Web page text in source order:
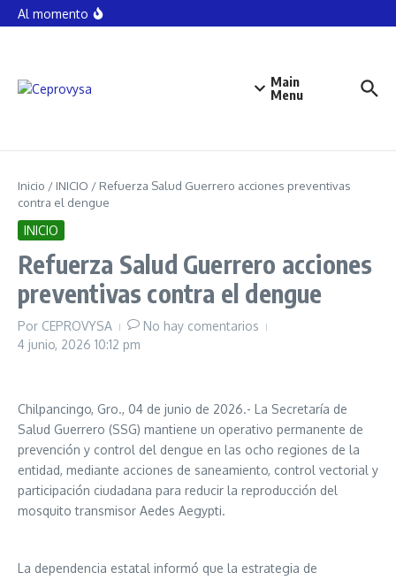
Saltar al contenido
Al momento
SOBRE ARTEFACTO EXPLOSIVO, RECHAZA REGIDOR
FRANCO ACTOS DE INTIMIDACIÓN
Main
Menu
Inicio / INICIO / Refuerza Salud Guerrero acciones preventivas
contra el dengue
INICIO
Refuerza Salud Guerrero acciones
preventivas contra el dengue
Por CEPROVYSA
No hay comentarios
4 junio, 2026 10:12 pm
Chilpancingo, Gro., 04 de junio de 2026.- La Secretaría de
Salud Guerrero (SSG) mantiene un operativo permanente de
prevención y control del dengue en las ocho regiones de la
entidad, mediante acciones de saneamiento, control vectorial y
participación ciudadana para reducir la reproducción del
mosquito transmisor Aedes Aegypti.
La dependencia estatal informó que la estrategia de